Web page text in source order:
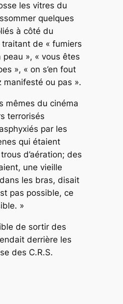
les vitres du
quelques
à côté du
de « fumiers
peau », « vous êtes
», « on s’en fout
manifesté ou pas ».
mêmes du cinéma
terrorisés
par les
qui étaient
d’aération; des
une vieille
les bras, disait
pas possible, ce
»
de sortir des
derrière les
des C.R.S.